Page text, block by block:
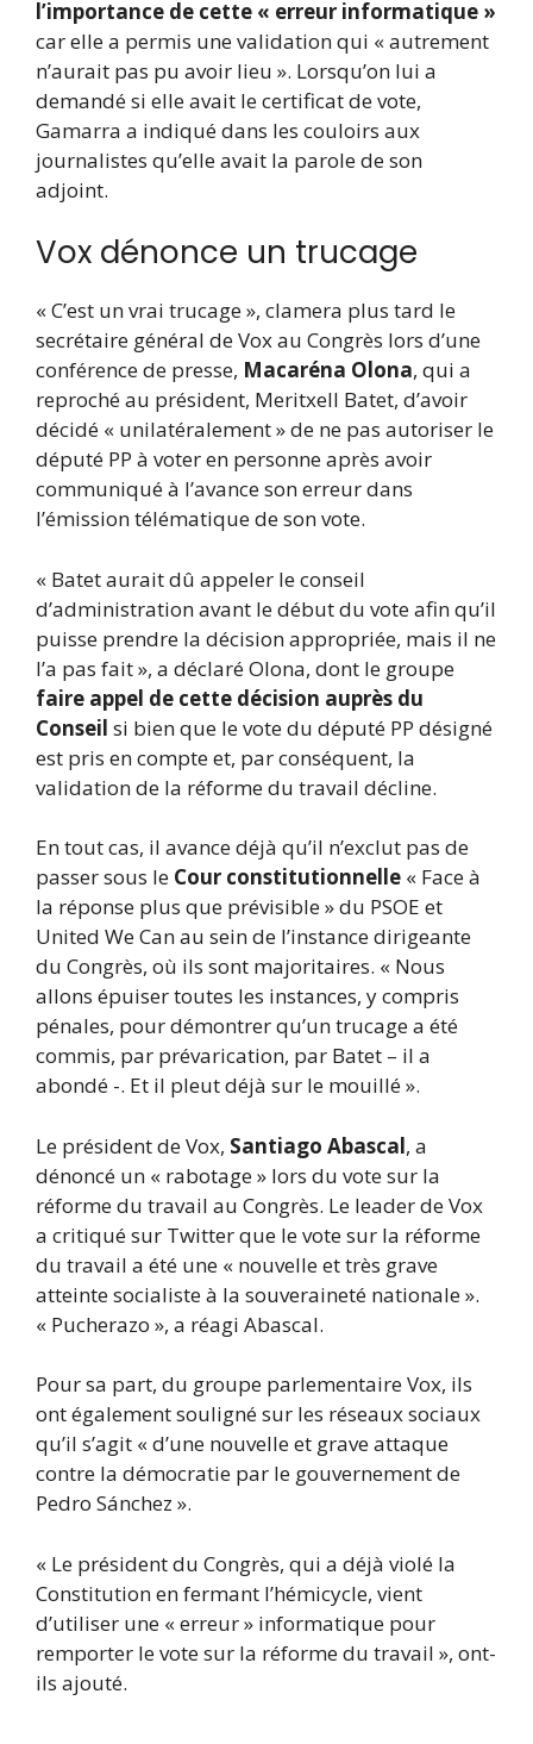
l’importance de cette « erreur informatique »
car elle a permis une validation qui « autrement
n’aurait pas pu avoir lieu ». Lorsqu’on lui a
demandé si elle avait le certificat de vote,
Gamarra a indiqué dans les couloirs aux
journalistes qu’elle avait la parole de son
adjoint.
Vox dénonce un trucage
« C’est un vrai trucage », clamera plus tard le
secrétaire général de Vox au Congrès lors d’une
conférence de presse, Macaréna Olona, qui a
reproché au président, Meritxell Batet, d’avoir
décidé « unilatéralement » de ne pas autoriser le
député PP à voter en personne après avoir
communiqué à l’avance son erreur dans
l’émission télématique de son vote.
« Batet aurait dû appeler le conseil
d’administration avant le début du vote afin qu’il
puisse prendre la décision appropriée, mais il ne
l’a pas fait », a déclaré Olona, ​​dont le groupe
faire appel de cette décision auprès du
Conseil si bien que le vote du député PP désigné
est pris en compte et, par conséquent, la
validation de la réforme du travail décline.
En tout cas, il avance déjà qu’il n’exclut pas de
passer sous le Cour constitutionnelle « Face à
la réponse plus que prévisible » du PSOE et
United We Can au sein de l’instance dirigeante
du Congrès, où ils sont majoritaires. « Nous
allons épuiser toutes les instances, y compris
pénales, pour démontrer qu’un trucage a été
commis, par prévarication, par Batet – il a
abondé -. Et il pleut déjà sur le mouillé ».
Le président de Vox, Santiago Abascal, a
dénoncé un « rabotage » lors du vote sur la
réforme du travail au Congrès. Le leader de Vox
a critiqué sur Twitter que le vote sur la réforme
du travail a été une « nouvelle et très grave
atteinte socialiste à la souveraineté nationale ».
« Pucherazo », a réagi Abascal.
Pour sa part, du groupe parlementaire Vox, ils
ont également souligné sur les réseaux sociaux
qu’il s’agit « d’une nouvelle et grave attaque
contre la démocratie par le gouvernement de
Pedro Sánchez ».
« Le président du Congrès, qui a déjà violé la
Constitution en fermant l’hémicycle, vient
d’utiliser une « erreur » informatique pour
remporter le vote sur la réforme du travail », ont-
ils ajouté.